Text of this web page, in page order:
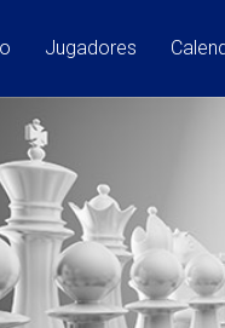
Jugadores